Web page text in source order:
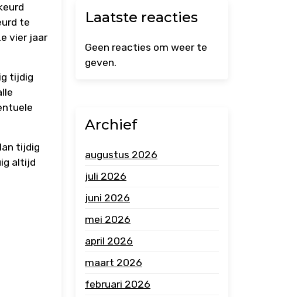
te
vier jaar
tijdig
tijdig
altijd
Laatste reacties
Geen reacties om weer te
geven.
Archief
augustus 2026
juli 2026
juni 2026
mei 2026
april 2026
maart 2026
februari 2026